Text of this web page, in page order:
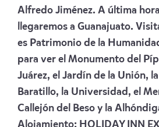
Alfredo Jiménez. A última
llegaremos a Guanajuato.
es Patrimonio de la
para ver el Monumento del
Juárez, el Jardín de la Unión,
Baratillo, la Universidad, el
Callejón del Beso y la
Alojamiento: HOLIDAY INN